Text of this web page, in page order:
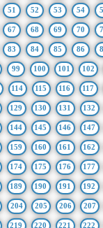
51 52 53 54
67 68 69 70
83 84 85 86
99 100 101 102
114 115 116 117
129 130 131 132
144 145 146 147
159 160 161 162
174 175 176 177
189 190 191 192
204 205 206 207
219 220 221 222